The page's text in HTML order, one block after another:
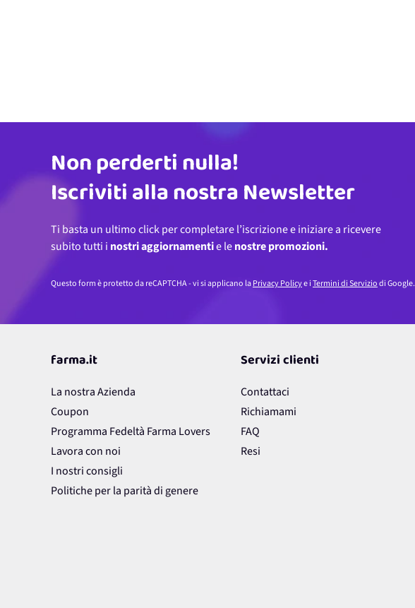
Indirizzo email
Non perderti nulla!
Iscriviti alla nostra Newsletter
Ti basta un ultimo click per completare l’iscrizione e iniziare a ricevere
subito tutti i nostri aggiornamentie lenostre promozioni.
Questo form è protetto da reCAPTCHA - vi si applicano laPrivacy Policye iTermini di Serviziodi Google.
farma.it
La nostra Azienda
Coupon
Programma Fedeltà Farma Lovers
Lavora con noi
I nostri consigli
Politiche per la parità di genere
Servizi clienti
Contattaci
Richiamami
FAQ
Resi